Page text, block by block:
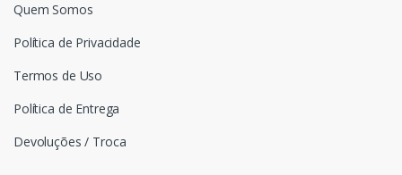
Quem Somos
Política de Privacidade
Termos de Uso
Política de Entrega
Devoluções / Troca